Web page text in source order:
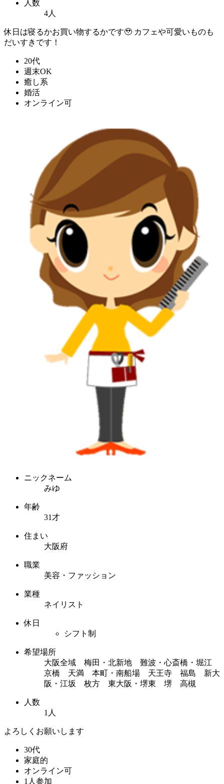
人数
4人
休日は寝るかお買い物するかです🥹 カフェや可愛いものも
だいすきです！
20代
週末OK
癒し系
婚活
オンライン可
ニックネーム
みゆ
年齢
31才
住まい
大阪府
職業
美容・ファッション
業種
ネイリスト
休日
シフト制
希望場所
大阪全域 梅田・北新地 難波・心斎橋・堀江
京橋 天満 本町・南船場 天王寺 福島 新大
阪・江坂 枚方 東大阪・堺東 堺 高槻
人数
1人
よろしくお願いします
30代
家庭的
オンライン可
1人参加